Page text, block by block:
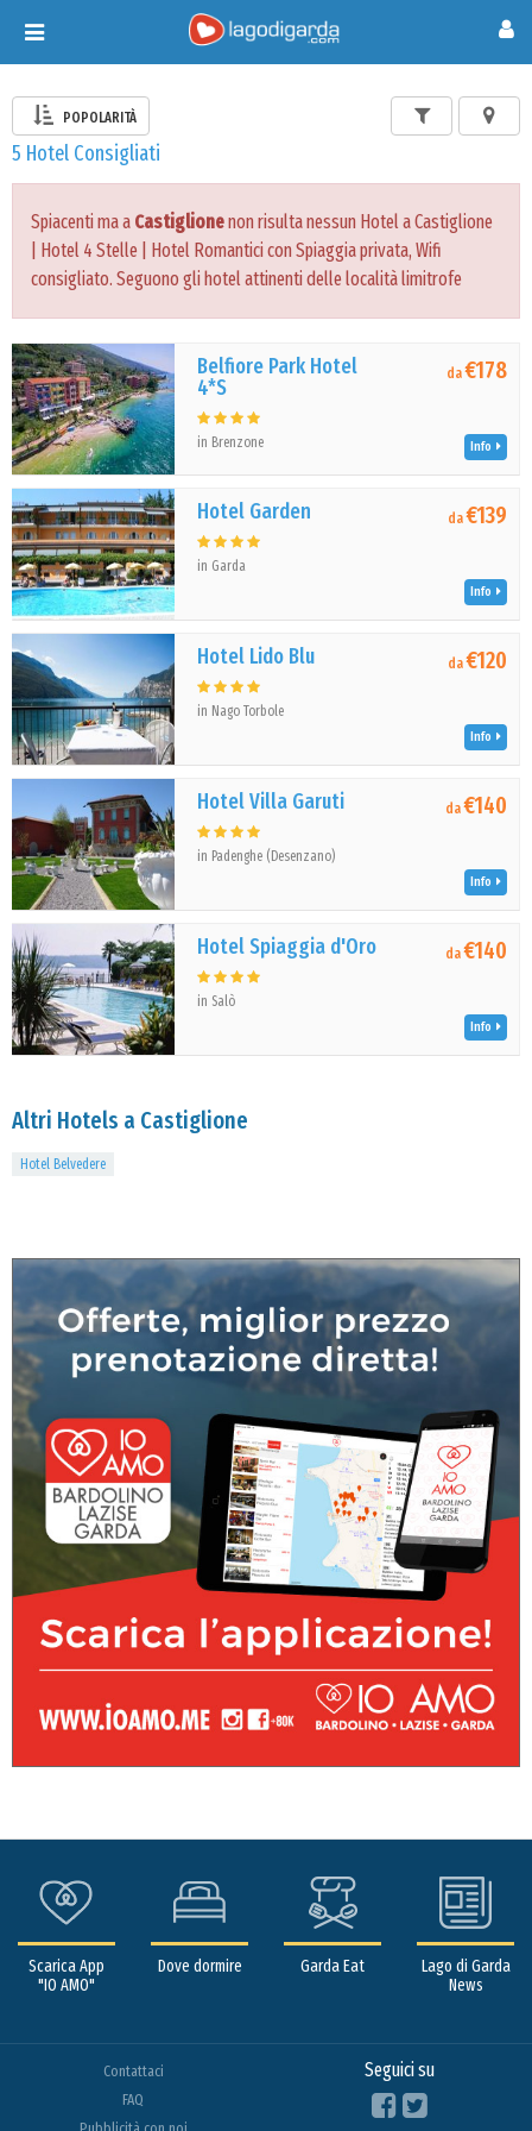
Toggle
navigation
POPOLARITÀ
5 Hotel Consigliati
Spiacenti ma a Castiglionenon risulta nessun Hotel a Castiglione
| Hotel 4 Stelle | Hotel Romantici con Spiaggia privata, Wifi
consigliato. Seguono gli hotel attinenti delle località limitrofe
Belfiore Park Hotel
4*S
in Brenzone
da€178
Info
Hotel Garden
in Garda
da€139
Info
Hotel Lido Blu
in Nago Torbole
da€120
Info
Hotel Villa Garuti
in Padenghe (Desenzano)
da€140
Info
Hotel Spiaggia d'Oro
in Salò
da€140
Info
Altri Hotels a Castiglione
Hotel Belvedere
Scarica App
"IO AMO"
Dove dormire Garda Eat
Lago di Garda
News
Contattaci
FAQ
Seguici su